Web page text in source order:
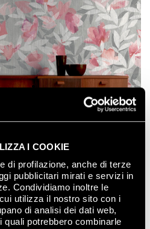
I COOKIE
di profilazione, anche di terze
pubblicitari mirati e servizi in
Condividiamo inoltre le
utilizza il nostro sito con i
di analisi dei dati web,
quali potrebbero combinarle
est romantique et